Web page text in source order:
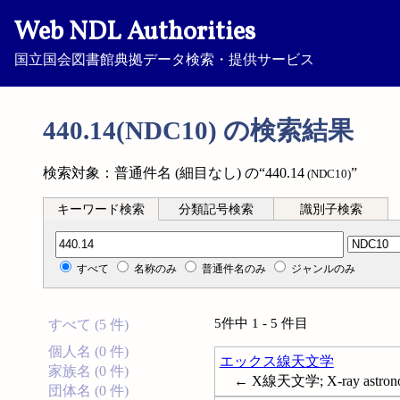
Web NDL Authorities
国立国会図書館典拠データ検索・提供サービス
440.14(NDC10) の検索結果
検索対象：普通件名 (細目なし) の“440.14 (NDC10)”
キーワード検索 分類記号検索 識別子検索
分類記号検索
すべて 名称のみ 普通件名のみ ジャンルのみ
すべて (5 件)
個人名 (0 件)
家族名 (0 件)
団体名 (0 件)
5件中 1 - 5 件目
エックス線天文学
← X線天文学; X-ray